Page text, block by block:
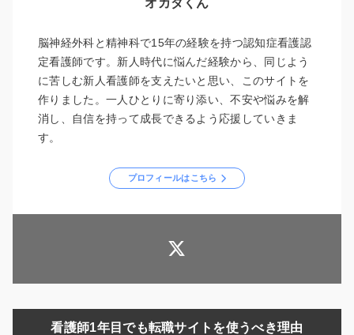
オカダくん
脳神経外科と精神科で15年の経験を持つ認知症看護認
定看護師です。新人時代に悩んだ経験から、同じよう
に苦しむ新人看護師を支えたいと思い、このサイトを
作りました。一人ひとりに寄り添い、不安や悩みを解
消し、自信を持って成長できるよう応援していきま
す。
プロフィールはこちら
看護師1年目でも転職サイトを使うべき理由